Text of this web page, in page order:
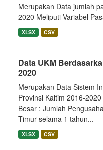
Merupakan Data jumlah
2020 Meliputi Variabel
XLSX CSV
Data UKM
2020
Merupakan Data Sistem
Provinsi Kaltim 2016-
Besar : Jumlah
Timur selama 1 tahun...
XLSX CSV